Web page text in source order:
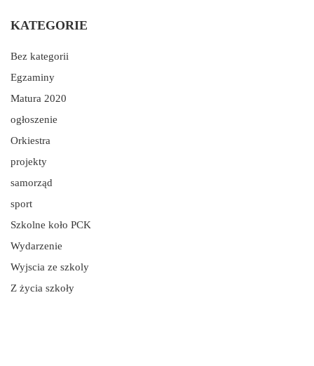
KATEGORIE
Bez kategorii
Egzaminy
Matura 2020
ogłoszenie
Orkiestra
projekty
samorząd
sport
Szkolne koło PCK
Wydarzenie
Wyjscia ze szkoly
Z życia szkoły